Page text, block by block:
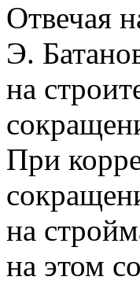
Отвечая
Э.
на
При
на
на этом